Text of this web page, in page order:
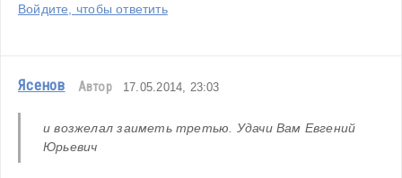
Войдите, чтобы ответить
Ясенов Автор 17.05.2014, 23:03
и возжелал заиметь третью. Удачи Вам Евгений
Юрьевич